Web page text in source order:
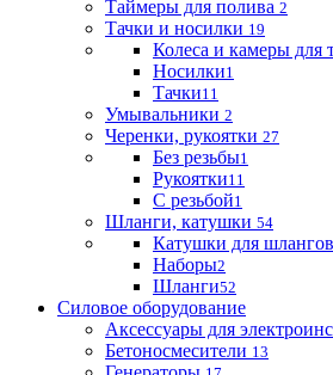
Таймеры для полива 2
Тачки и носилки 19
Колеса и камеры для
Носилки1
Тачки11
Умывальники 2
Черенки, рукоятки 27
Без резьбы1
Рукоятки11
С резьбой1
Шланги, катушки 54
Катушки для шлангов
Наборы2
Шланги52
Силовое оборудование
Аксессуары для
Бетоносмесители 13